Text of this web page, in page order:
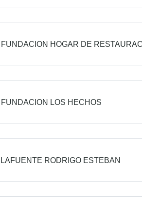
FUNDACION HOGAR DE
FUNDACION LOS HECHOS
LAFUENTE RODRIGO ESTEBAN